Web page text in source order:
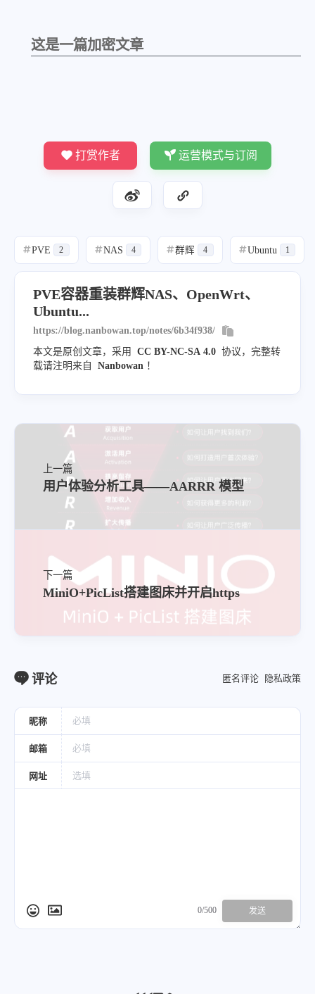
这是一篇加密文章
打赏作者 运营模式与订阅
#PVE 2 #NAS 4 #群辉 4 #Ubuntu 1
PVE容器重装群辉NAS、OpenWrt、
Ubuntu...
https://blog.nanbowan.top/notes/6b34f938/
本文是原创文章，采用
CC BY-NC-SA 4.0 协议，完整转
载请注明来自
Nanbowan ！
上一篇
用户体验分析工具——AARRR 模型
下一篇
MiniO+PicList搭建图床并开启https
评论 匿名评论 隐私政策
昵称
邮箱
网址
0/500 发送